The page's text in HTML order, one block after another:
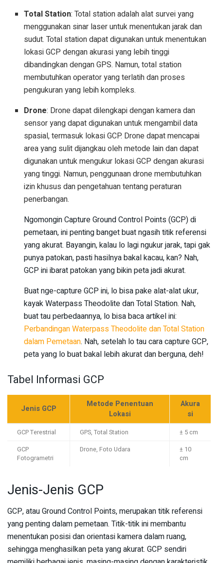
Total Station: Total station adalah alat survei yang
menggunakan sinar laser untuk menentukan jarak dan
sudut. Total station dapat digunakan untuk menentukan
lokasi GCP dengan akurasi yang lebih tinggi
dibandingkan dengan GPS. Namun, total station
membutuhkan operator yang terlatih dan proses
pengukuran yang lebih kompleks.
Drone: Drone dapat dilengkapi dengan kamera dan
sensor yang dapat digunakan untuk mengambil data
spasial, termasuk lokasi GCP. Drone dapat mencapai
area yang sulit dijangkau oleh metode lain dan dapat
digunakan untuk mengukur lokasi GCP dengan akurasi
yang tinggi. Namun, penggunaan drone membutuhkan
izin khusus dan pengetahuan tentang peraturan
penerbangan.
Ngomongin Capture Ground Control Points (GCP) di
pemetaan, ini penting banget buat ngasih titik referensi
yang akurat. Bayangin, kalau lo lagi ngukur jarak, tapi gak
punya patokan, pasti hasilnya bakal kacau, kan? Nah,
GCP ini ibarat patokan yang bikin peta jadi akurat.
Buat nge-capture GCP ini, lo bisa pake alat-alat ukur,
kayak Waterpass Theodolite dan Total Station. Nah,
buat tau perbedaannya, lo bisa baca artikel ini:
Perbandingan Waterpass Theodolite dan Total Station
dalam Pemetaan. Nah, setelah lo tau cara capture GCP,
peta yang lo buat bakal lebih akurat dan berguna, deh!
Tabel Informasi GCP
Jenis GCP
Metode Penentuan
Lokasi
Akura
si
GCP Terestrial GPS, Total Station
± 5 cm
GCP
Fotogrametri
Drone, Foto Udara
± 10
cm
Jenis-Jenis GCP
GCP, atau Ground Control Points, merupakan titik referensi
yang penting dalam pemetaan. Titik-titik ini membantu
menentukan posisi dan orientasi kamera dalam ruang,
sehingga menghasilkan peta yang akurat. GCP sendiri